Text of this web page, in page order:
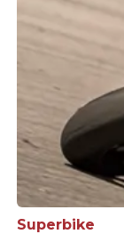
Superbike